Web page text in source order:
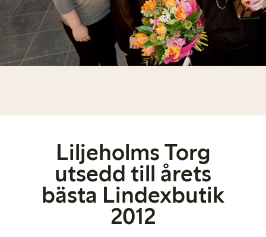
Liljeholms Torg
utsedd till årets
bästa Lindexbutik
2012